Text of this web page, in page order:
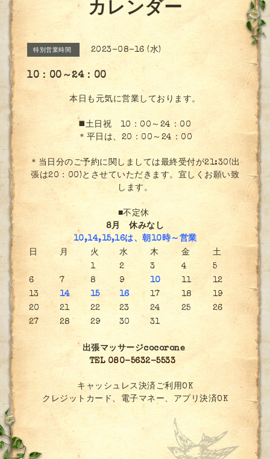
カレンダー
特別営業時間 2023-08-16 (水)
10：00～24：00
本日も元気に営業しております。
◼️土日祝 10：00～24：00
＊平日は、20：00～24：00
＊当日分のご予約に関しましては最終受付が21:30(出
張は20：00)とさせていただきます。宜しくお願い致
します。
■不定休
8月 休みなし
10,14,15,16は、朝10時～営業
日
月 火 水 木 金
土
1
2 3 4
5
6
7 8 9 10 11
12
13
14 15 16 17 18
19
20
21 22 23 24 25
26
27
28 29 30 31
出張マッサージcocorone
TEL 080-5632-5533
キャッシュレス決済ご利用OK
クレジットカード、電子マネー、アプリ決済OK